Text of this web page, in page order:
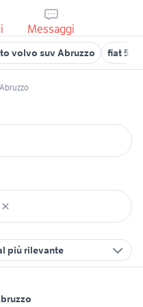
Messaggi
volvo suv Abruzzo fiat
Abruzzo
più rilevante